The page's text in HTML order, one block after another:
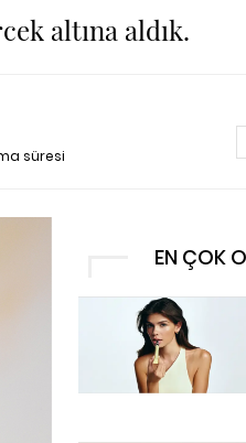
altına aldık.
süresi
EN ÇOK